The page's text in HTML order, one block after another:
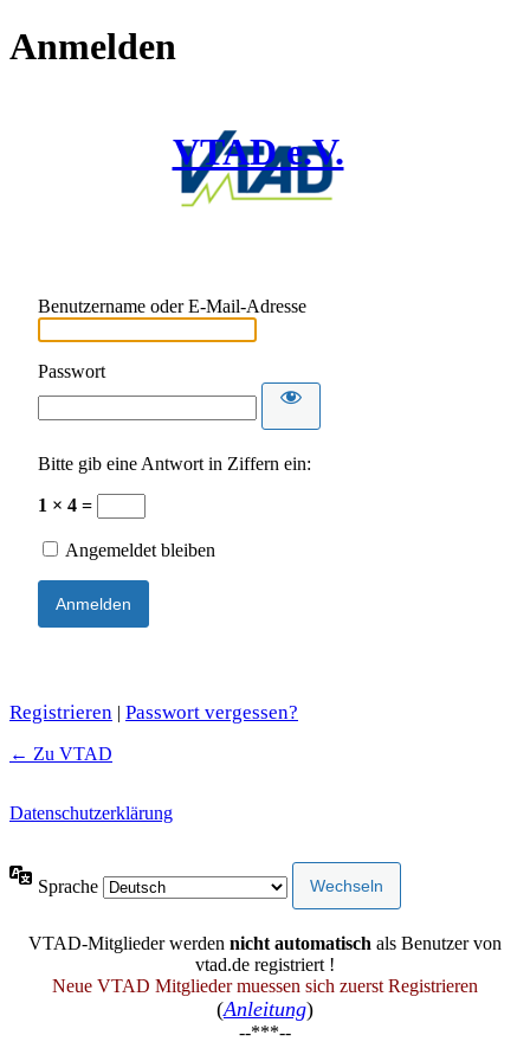
Anmelden
VTAD e.V.
Benutzername oder E-Mail-Adresse
Passwort
Bitte gib eine Antwort in Ziffern ein:
1 × 4 =
Angemeldet bleiben
Registrieren | Passwort vergessen?
← Zu VTAD
Datenschutzerklärung
Sprache
VTAD-Mitglieder werden nicht automatisch als Benutzer von
vtad.de registriert !
Neue VTAD Mitglieder muessen sich zuerst Registrieren
(Anleitung)
--***--